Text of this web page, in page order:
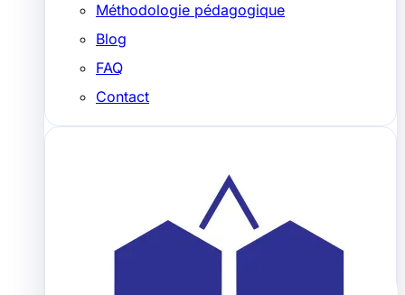
Méthodologie pédagogique
Blog
FAQ
Contact